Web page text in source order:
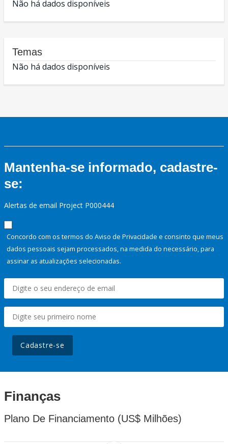
Não há dados disponíveis
Temas
Não há dados disponíveis
Mantenha-se informado, cadastre-
se:
Alertas de email Project P000444
Concordo com os termos do Aviso de Privacidade e consinto que meus
dados pessoais sejam processados, na medida do necessário, para
assinar as atualizações selecionadas.
Cadastre-se
Finanças
Plano De Financiamento (US$ Milhões)